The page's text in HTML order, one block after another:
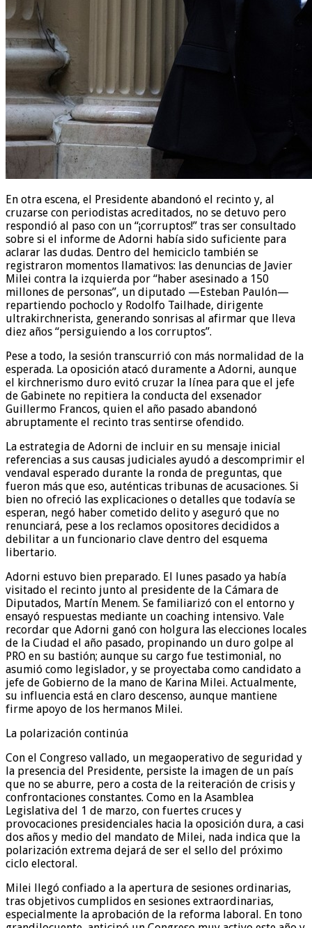
En otra escena, el Presidente abandonó el recinto y, al
cruzarse con periodistas acreditados, no se detuvo pero
respondió al paso con un “¡corruptos!” tras ser consultado
sobre si el informe de Adorni había sido suficiente para
aclarar las dudas. Dentro del hemiciclo también se
registraron momentos llamativos: las denuncias de Javier
Milei contra la izquierda por “haber asesinado a 150
millones de personas”, un diputado —Esteban Paulón—
repartiendo pochoclo y Rodolfo Tailhade, dirigente
ultrakirchnerista, generando sonrisas al afirmar que lleva
diez años “persiguiendo a los corruptos”.
Pese a todo, la sesión transcurrió con más normalidad de la
esperada. La oposición atacó duramente a Adorni, aunque
el kirchnerismo duro evitó cruzar la línea para que el jefe
de Gabinete no repitiera la conducta del exsenador
Guillermo Francos, quien el año pasado abandonó
abruptamente el recinto tras sentirse ofendido.
La estrategia de Adorni de incluir en su mensaje inicial
referencias a sus causas judiciales ayudó a descomprimir el
vendaval esperado durante la ronda de preguntas, que
fueron más que eso, auténticas tribunas de acusaciones. Si
bien no ofreció las explicaciones o detalles que todavía se
esperan, negó haber cometido delito y aseguró que no
renunciará, pese a los reclamos opositores decididos a
debilitar a un funcionario clave dentro del esquema
libertario.
Adorni estuvo bien preparado. El lunes pasado ya había
visitado el recinto junto al presidente de la Cámara de
Diputados, Martín Menem. Se familiarizó con el entorno y
ensayó respuestas mediante un coaching intensivo. Vale
recordar que Adorni ganó con holgura las elecciones locales
de la Ciudad el año pasado, propinando un duro golpe al
PRO en su bastión; aunque su cargo fue testimonial, no
asumió como legislador, y se proyectaba como candidato a
jefe de Gobierno de la mano de Karina Milei. Actualmente,
su influencia está en claro descenso, aunque mantiene
firme apoyo de los hermanos Milei.
La polarización continúa
Con el Congreso vallado, un megaoperativo de seguridad y
la presencia del Presidente, persiste la imagen de un país
que no se aburre, pero a costa de la reiteración de crisis y
confrontaciones constantes. Como en la Asamblea
Legislativa del 1 de marzo, con fuertes cruces y
provocaciones presidenciales hacia la oposición dura, a casi
dos años y medio del mandato de Milei, nada indica que la
polarización extrema dejará de ser el sello del próximo
ciclo electoral.
Milei llegó confiado a la apertura de sesiones ordinarias,
tras objetivos cumplidos en sesiones extraordinarias,
especialmente la aprobación de la reforma laboral. En tono